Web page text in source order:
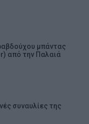
μπάντας
από την Παλαιά
συναυλίες της